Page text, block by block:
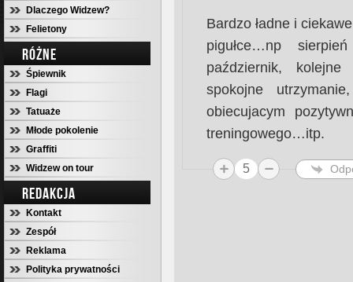
Dlaczego Widzew?
Felietony
RÓŻNE
Śpiewnik
Flagi
Tatuaże
Młode pokolenie
Graffiti
Widzew on tour
REDAKCJA
Kontakt
Zespół
Reklama
Polityka prywatności
Bardzo ładne i
pigułce…np
październik,
spokojne
obiecujacym
treningowego…itp.
5